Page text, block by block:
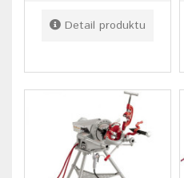
Detail produktu